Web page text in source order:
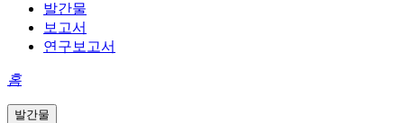
발간물
보고서
연구보고서
홈
발간물